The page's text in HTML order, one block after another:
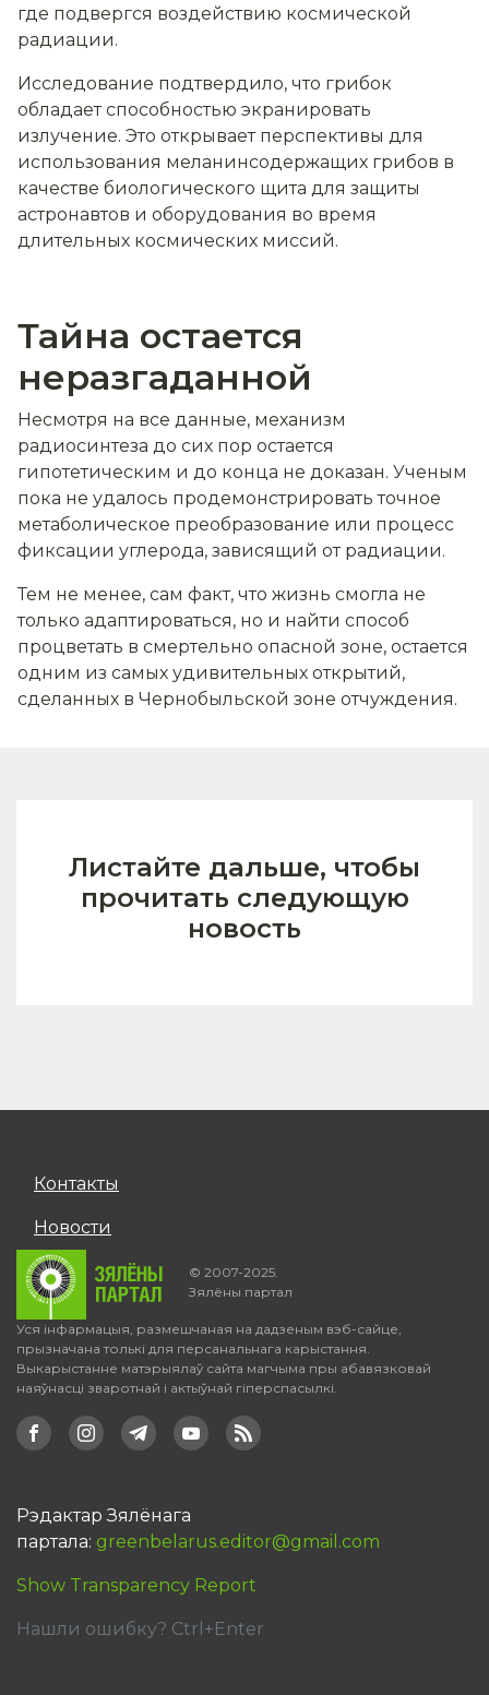
где подвергся воздействию космической
радиации.
Исследование подтвердило, что грибок
обладает способностью экранировать
излучение. Это открывает перспективы для
использования меланинсодержащих грибов в
качестве биологического щита для защиты
астронавтов и оборудования во время
длительных космических миссий.
Тайна остается
неразгаданной
Несмотря на все данные, механизм
радиосинтеза до сих пор остается
гипотетическим и до конца не доказан. Ученым
пока не удалось продемонстрировать точное
метаболическое преобразование или процесс
фиксации углерода, зависящий от радиации.
Тем не менее, сам факт, что жизнь смогла не
только адаптироваться, но и найти способ
процветать в смертельно опасной зоне, остается
одним из самых удивительных открытий,
сделанных в Чернобыльской зоне отчуждения.
Листайте дальше, чтобы
прочитать следующую
новость
Контакты
Новости
© 2007-2025.
Зялёны партал
Уся інфармацыя, размешчаная на дадзеным вэб-сайце,
прызначана толькі для персанальнага карыстання.
Выкарыстанне матэрыялаў сайта магчыма пры абавязковай
наяўнасці зваротнай і актыўнай гіперспасылкі.
Рэдактар Зялёнага
партала: greenbelarus.editor@gmail.com
Show Transparency Report
Нашли ошибку? Ctrl+Enter